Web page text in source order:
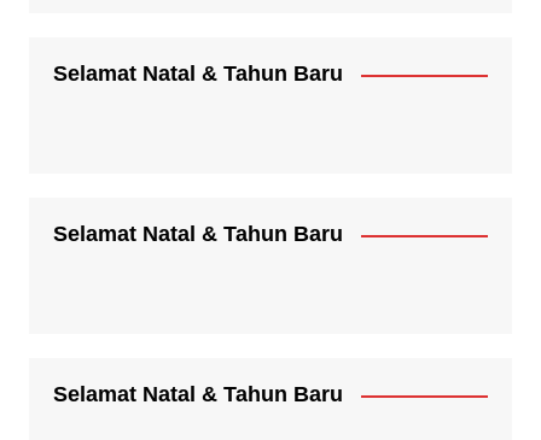
Selamat Natal & Tahun Baru
Selamat Natal & Tahun Baru
Selamat Natal & Tahun Baru